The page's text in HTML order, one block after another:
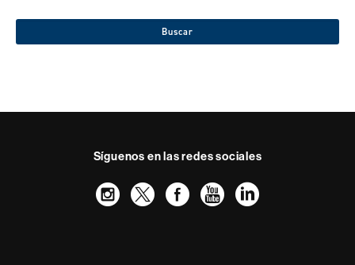
Buscar
Síguenos en las redes sociales
Instagram
TwitterFacebook
Youtube
LinkedIn